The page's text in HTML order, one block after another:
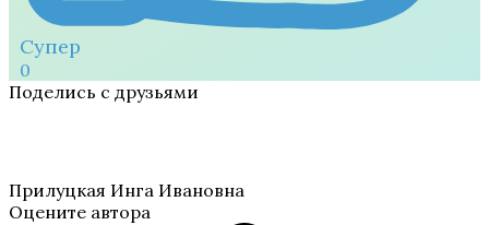
Супер
0
Поделись с друзьями
Прилуцкая Инга Ивановна
Оцените автора